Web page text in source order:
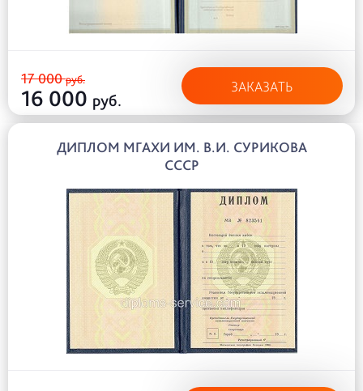
17 000руб.
16 000 руб.
ЗАКАЗАТЬ
ДИПЛОМ МГАХИ ИМ. В.И. СУРИКОВА
СССР